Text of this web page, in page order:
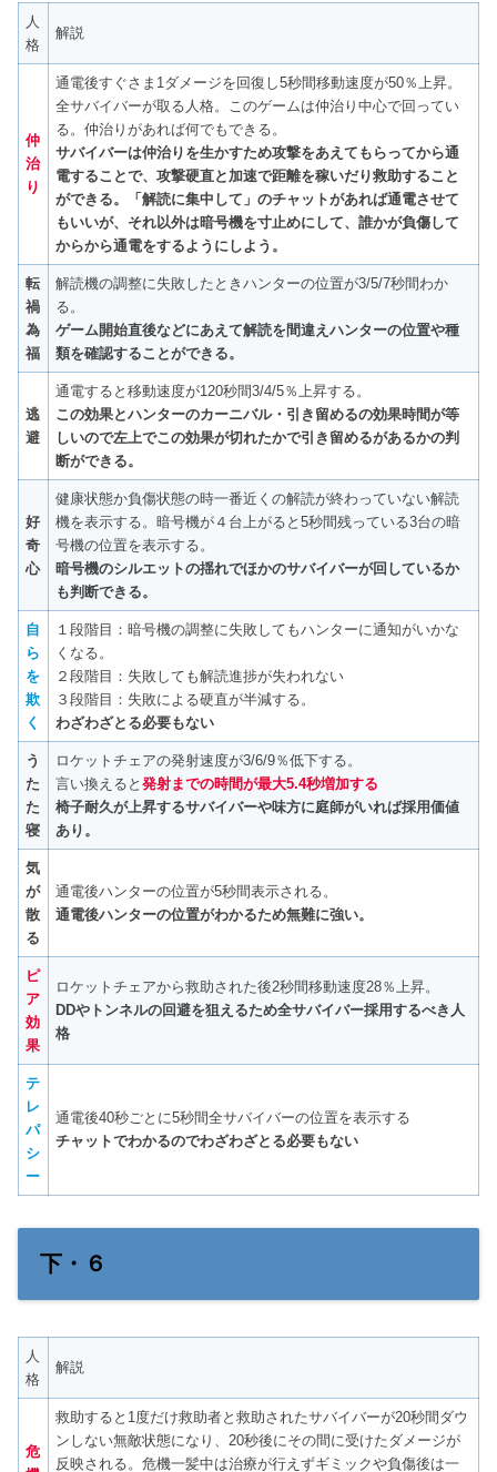
人
格
解説
仲
治
り
通電後すぐさま1ダメージを回復し5秒間移動速度が50％上昇。
全サバイバーが取る人格。このゲームは仲治り中心で回ってい
る。仲治りがあれば何でもできる。
サバイバーは仲治りを生かすため攻撃をあえてもらってから通
電することで、攻撃硬直と加速で距離を稼いだり救助すること
ができる。「解読に集中して」のチャットがあれば通電させて
もいいが、それ以外は暗号機を寸止めにして、誰かが負傷して
からから通電をするようにしよう。
転
禍
為
福
解読機の調整に失敗したときハンターの位置が3/5/7秒間わか
る。
ゲーム開始直後などにあえて解読を間違えハンターの位置や種
類を確認することができる。
逃
避
通電すると移動速度が120秒間3/4/5％上昇する。
この効果とハンターのカーニバル・引き留めるの効果時間が等
しいので左上でこの効果が切れたかで引き留めるがあるかの判
断ができる。
好
奇
心
健康状態か負傷状態の時一番近くの解読が終わっていない解読
機を表示する。暗号機が４台上がると5秒間残っている3台の暗
号機の位置を表示する。
暗号機のシルエットの揺れでほかのサバイバーが回しているか
も判断できる。
自
ら
を
欺
く
１段階目：暗号機の調整に失敗してもハンターに通知がいかな
くなる。
２段階目：失敗しても解読進捗が失われない
３段階目：失敗による硬直が半減する。
わざわざとる必要もない
う
た
た
寝
ロケットチェアの発射速度が3/6/9％低下する。
言い換えると発射までの時間が最大5.4秒増加する
椅子耐久が上昇するサバイバーや味方に庭師がいれば採用価値
あり。
気
が
散
る
通電後ハンターの位置が5秒間表示される。
通電後ハンターの位置がわかるため無難に強い。
ピ
ア
効
果
ロケットチェアから救助された後2秒間移動速度28％上昇。
DDやトンネルの回避を狙えるため全サバイバー採用するべき人
格
テ
レ
パ
シ
ー
通電後40秒ごとに5秒間全サバイバーの位置を表示する
チャットでわかるのでわざわざとる必要もない
下・６
人
格
解説
危
救助すると1度だけ救助者と救助されたサバイバーが20秒間ダウ
ンしない無敵状態になり、20秒後にその間に受けたダメージが
反映される。危機一髪中は治療が行えずギミックや負傷後は一